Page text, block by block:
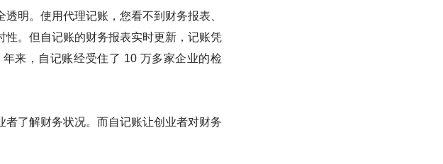
明。使用代理记账，您看不到财务报表、
。但自记账的财务报表实时更新，记账凭
来，自记账经受住了 10 万多家企业的检
了解财务状况。而自记账让创业者对财务